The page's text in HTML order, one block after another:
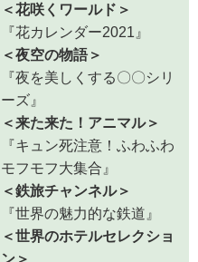
＜花咲くワールド＞
『花カレンダー2021』
＜夜空の物語＞
『夜を美しくする〇〇シリ
ーズ』
＜来た来た！アニマル＞
『キュン死注意！ふわふわ
モフモフ大集合』
＜鉄旅チャンネル＞
『世界の魅力的な鉄道』
＜世界のホテルセレクショ